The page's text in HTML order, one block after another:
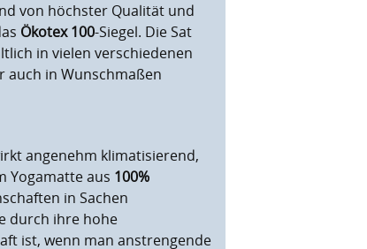
von höchster Qualität und
Ökotex 100-Siegel. Die Sat
in vielen verschiedenen
auch in Wunschmaßen
angenehm klimatisierend,
Yogamatte aus 100%
in Sachen
durch ihre hohe
ist, wenn man anstrengende